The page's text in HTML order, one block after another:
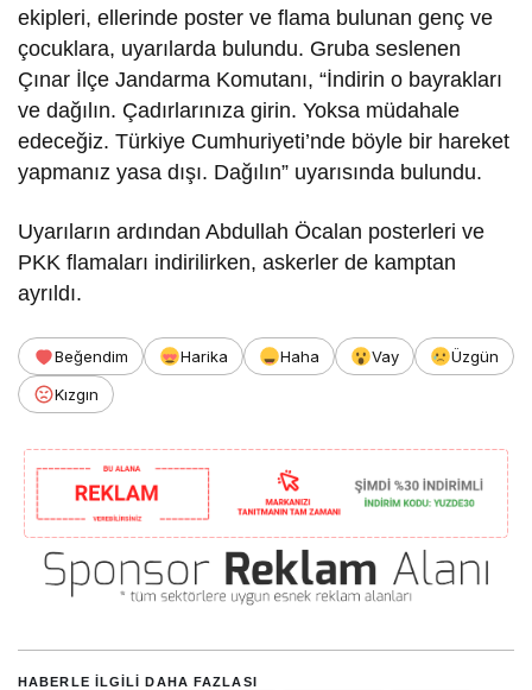
ekipleri, ellerinde poster ve flama bulunan genç ve
çocuklara, uyarılarda bulundu. Gruba seslenen
Çınar İlçe Jandarma Komutanı, “İndirin o bayrakları
ve dağılın. Çadırlarınıza girin. Yoksa müdahale
edeceğiz. Türkiye Cumhuriyeti’nde böyle bir hareket
yapmanız yasa dışı. Dağılın” uyarısında bulundu.
Uyarıların ardından Abdullah Öcalan posterleri ve
PKK flamaları indirilirken, askerler de kamptan
ayrıldı.
Beğendim Harika Haha Vay
Üzgün
Kızgın
HABERLE ILGILI DAHA FAZLASI